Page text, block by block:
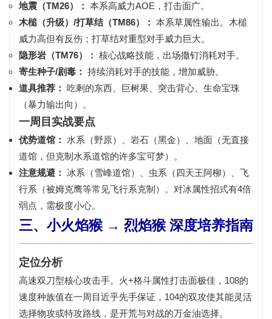
地震（TM26）： 本系高威力AOE，打击面广。
木槌（升级）/打草结（TM86）： 本系草属性输出。木槌
威力高但有反伤；打草结对重型对手威力巨大。
隐形岩（TM76）： 核心战略技能，出场撒钉消耗对手。
寄生种子/剧毒： 持续消耗对手的技能，增加威胁。
道具推荐： 吃剩的东西、巨树果、突击背心、生命宝珠
（暴力输出向）。
一周目实战要点
优势道馆：
水系（野原）、岩石（黑金）、地面（无直接
道馆，但克制水系道馆的许多宝可梦）。
注意规避：
冰系（雪峰道馆）、虫系（四天王阿柳）、飞
行系（被姆克鹰等常见飞行系克制）。对冰属性招式有4倍
弱点，需极度小心。
三、小火焰猴 → 烈焰猴 深度培养指南
定位分析
高速双刀型核心攻击手。 火+格斗属性打击面极佳，108的
速度种族值在一周目近乎先手保证，104的双攻使其能灵活
选择物攻或特攻路线，是开荒与对战的万金油选择。